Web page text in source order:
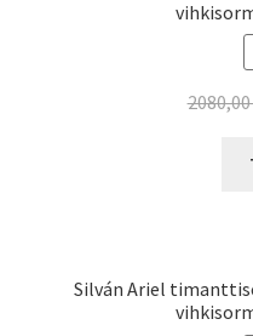
2080,00
Silván Ariel